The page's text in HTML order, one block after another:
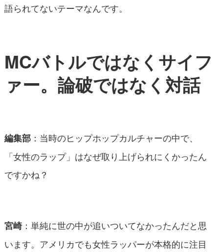
語られてないテーマなんです。
MCバトルではなくサイフ
ァー。論破ではなく対話
編集部：当時のヒップホップカルチャーの中で、
「女性のラップ」はなぜ取り上げられにくかったん
ですかね？
宮崎：単純に世の中が追いついてなかったんだと思
います。アメリカでも女性ラッパーが本格的に注目